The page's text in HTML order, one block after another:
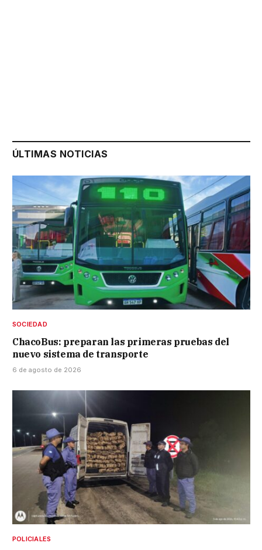
ÚLTIMAS NOTICIAS
SOCIEDAD
ChacoBus: preparan las primeras pruebas del
nuevo sistema de transporte
6 de agosto de 2026
POLICIALES